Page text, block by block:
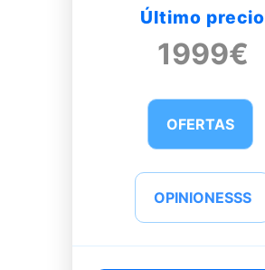
Último precio
1999€
OFERTAS
OPINIONESSS